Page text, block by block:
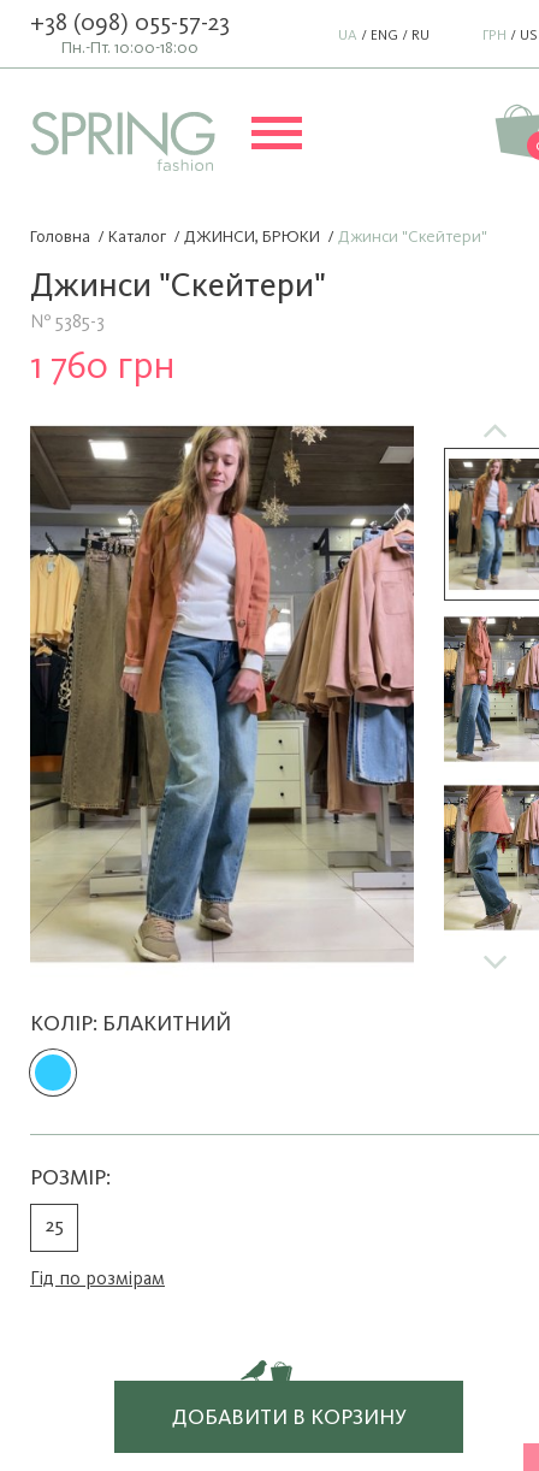
+38 (098) 055-57-23
Пн.-Пт. 10:00-18:00
UA / ENG / RU ГРН /
Головна / Каталог / ДЖИНСИ, БРЮКИ / Джинси "Скейтери"
Джинси "Скейтери"
№ 5385-3
1 760 грн
КОЛІР: БЛАКИТНИЙ
РОЗМІР:
25
Гід по розмірам
ДОБАВИТИ В КОРЗИНУ